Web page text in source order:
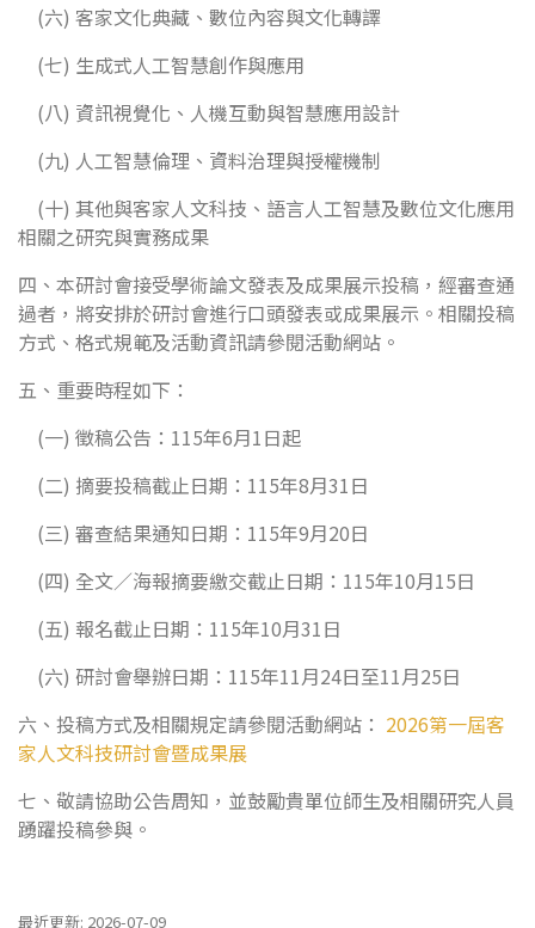
(六) 客家文化典藏、數位內容與文化轉譯
(七) 生成式人工智慧創作與應用
(八) 資訊視覺化、人機互動與智慧應用設計
(九) 人工智慧倫理、資料治理與授權機制
(十) 其他與客家人文科技、語言人工智慧及數位文化應用
相關之研究與實務成果
四、本研討會接受學術論文發表及成果展示投稿，經審查通
過者，將安排於研討會進行口頭發表或成果展示。相關投稿
方式、格式規範及活動資訊請參閱活動網站。
五、重要時程如下：
(一) 徵稿公告：115年6月1日起
(二) 摘要投稿截止日期：115年8月31日
(三) 審查結果通知日期：115年9月20日
(四) 全文／海報摘要繳交截止日期：115年10月15日
(五) 報名截止日期：115年10月31日
(六) 研討會舉辦日期：115年11月24日至11月25日
六、投稿方式及相關規定請參閱活動網站： 2026第一屆客
家人文科技研討會暨成果展
七、敬請協助公告周知，並鼓勵貴單位師生及相關研究人員
踴躍投稿參與。
最近更新: 2026-07-09